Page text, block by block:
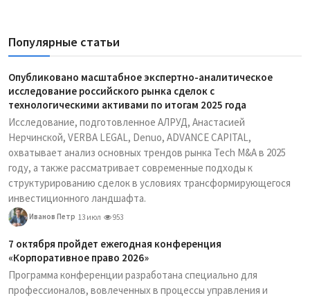
Популярные статьи
Опубликовано масштабное экспертно-аналитическое
исследование российского рынка сделок с
технологическими активами по итогам 2025 года
Исследование, подготовленное АЛРУД, Анастасией
Нерчинской, VERBA LEGAL, Denuo, ADVANCE CAPITAL,
охватывает анализ основных трендов рынка Tech M&A в 2025
году, а также рассматривает современные подходы к
структурированию сделок в условиях трансформирующегося
инвестиционного ландшафта.
Иванов Петр 13 июл 953
7 октября пройдет ежегодная конференция
«Корпоративное право 2026»
Программа конференции разработана специально для
профессионалов, вовлеченных в процессы управления и